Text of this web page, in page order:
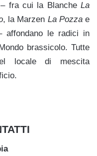
fra cui la Blanche La
, la Marzen La Pozzae
le radici in
brassicolo. Tutte
locale di mescita